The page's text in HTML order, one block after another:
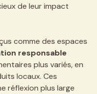
de leur impact
comme des espaces
responsable
plus variés, en
locaux. Ces
réflexion plus large